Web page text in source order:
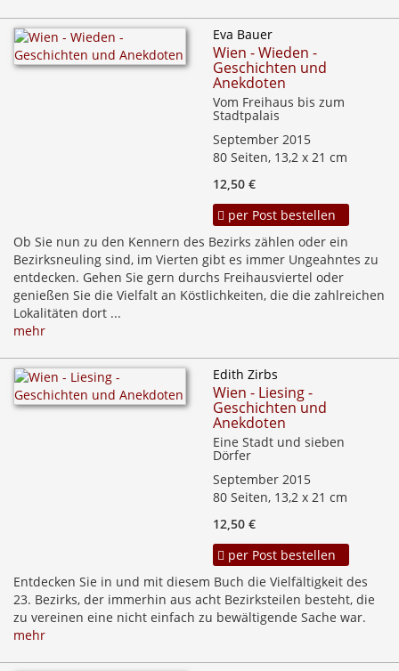
Eva Bauer
Wien - Wieden -
Geschichten und
Anekdoten
Vom Freihaus bis zum
Stadtpalais
September 2015
80 Seiten, 13,2 x 21 cm
12,50 €
per Post bestellen
Ob Sie nun zu den Kennern des Bezirks zählen oder ein
Bezirksneuling sind, im Vierten gibt es immer Ungeahntes zu
entdecken. Gehen Sie gern durchs Freihausviertel oder
genießen Sie die Vielfalt an Köstlichkeiten, die die zahlreichen
Lokalitäten dort ...
mehr
Edith Zirbs
Wien - Liesing -
Geschichten und
Anekdoten
Eine Stadt und sieben
Dörfer
September 2015
80 Seiten, 13,2 x 21 cm
12,50 €
per Post bestellen
Entdecken Sie in und mit diesem Buch die Vielfältigkeit des
23. Bezirks, der immerhin aus acht Bezirksteilen besteht, die
zu vereinen eine nicht einfach zu bewältigende Sache war.
mehr